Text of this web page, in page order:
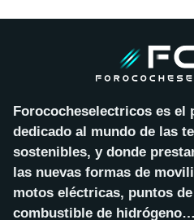
Forococheselectricos es el
dedicado al mundo de las
sostenibles, y donde
las nuevas formas de
motos eléctricas, puntos
combustible de hidrógeno…